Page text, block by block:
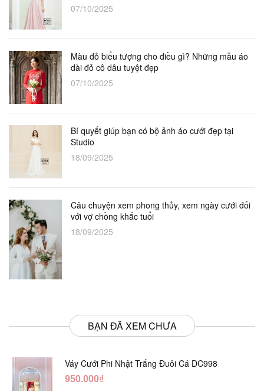
07/10/2025
Màu đỏ biểu tượng cho điều gì? Những mẫu áo
dài đỏ cô dâu tuyệt đẹp
07/10/2025
Bí quyết giúp bạn có bộ ảnh áo cưới đẹp tại
Studio
18/09/2025
Câu chuyện xem phong thủy, xem ngày cưới đối
với vợ chồng khắc tuổi
18/09/2025
BẠN ĐÃ XEM CHƯA
Váy Cưới Phi Nhật Trắng Đuôi Cá DC998
950.000₫